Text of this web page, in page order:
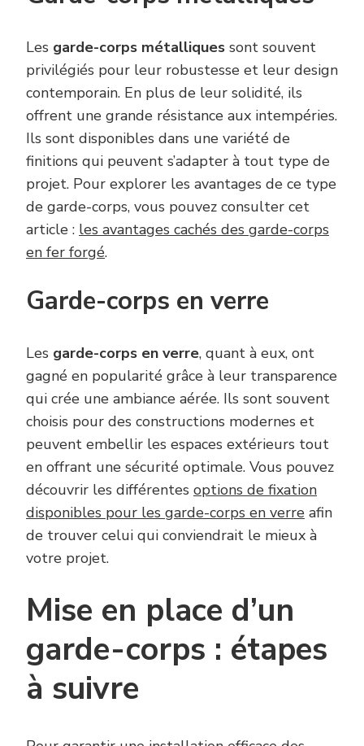
Les garde-corps métalliques sont souvent
privilégiés pour leur robustesse et leur design
contemporain. En plus de leur solidité, ils
offrent une grande résistance aux intempéries.
Ils sont disponibles dans une variété de
finitions qui peuvent s’adapter à tout type de
projet. Pour explorer les avantages de ce type
de garde-corps, vous pouvez consulter cet
article : les avantages cachés des garde-corps
en fer forgé.
Garde-corps en verre
Les garde-corps en verre, quant à eux, ont
gagné en popularité grâce à leur transparence
qui crée une ambiance aérée. Ils sont souvent
choisis pour des constructions modernes et
peuvent embellir les espaces extérieurs tout
en offrant une sécurité optimale. Vous pouvez
découvrir les différentes options de fixation
disponibles pour les garde-corps en verre afin
de trouver celui qui conviendrait le mieux à
votre projet.
Mise en place d’un
garde-corps : étapes
à suivre